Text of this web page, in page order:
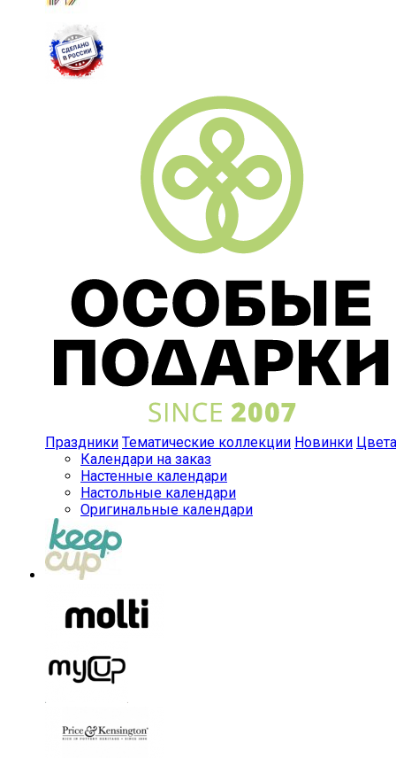
Праздники Тематические коллекции Новинки Цвета
Календари на заказ
Настенные календари
Настольные календари
Оригинальные календари